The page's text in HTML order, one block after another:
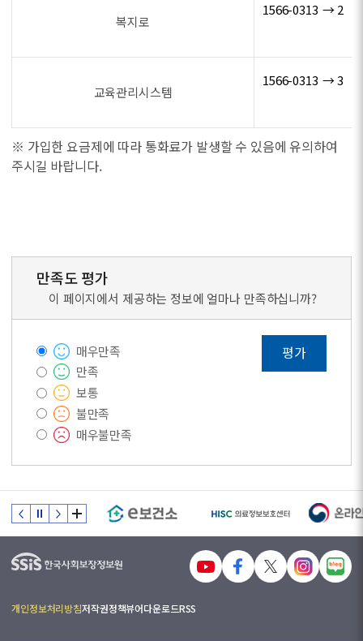
복지로
1566-0313 → 2
교육관리시스템
1566-0313 → 3
※ 가입한 요금제에 따라 통화료가 발생할 수 있음에 유의하여
주시길 바랍니다.
만족도 평가
이 페이지에서 제공하는 정보에 얼마나 만족하십니까?
매우만족
만족
보통
불만족
매우불만족
평가
개인정보처리방침저작권정책뷰어다운로드RSS